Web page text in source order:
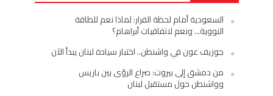
السعودية أمام لحظة القرار: لماذا نعم للطاقة
النووية… ونعم لاتفاقيات أبراهام؟
جوزيف عون في واشنطن.. اختبار سيادة لبنان يبدأ الآن
من دمشق إلى بيروت: صراع الرؤى بين باريس
وواشنطن حول مستقبل لبنان